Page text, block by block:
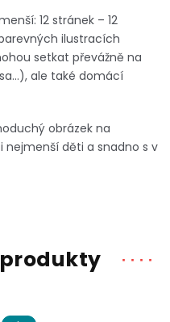
12 stránek – 12
ilustracích
setkat převážně na
ale také domácí
obrázek na
děti a snadno s v